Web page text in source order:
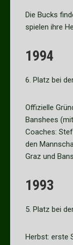
Die Bucks
spielen ihre
1994
6. Platz bei
Offizielle
Banshees
Coaches:
den
Graz und
1993
5. Platz bei
Herbst: erste